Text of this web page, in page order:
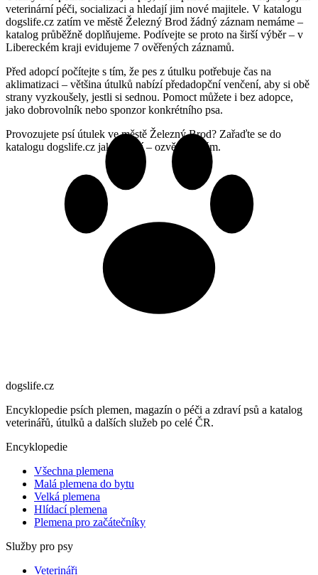
veterinární péči, socializaci a hledají jim nové majitele. V katalogu
dogslife.cz zatím ve městě Železný Brod žádný záznam nemáme –
katalog průběžně doplňujeme. Podívejte se proto na širší výběr – v
Libereckém kraji evidujeme 7 ověřených záznamů.
Před adopcí počítejte s tím, že pes z útulku potřebuje čas na
aklimatizaci – většina útulků nabízí předadopční venčení, aby si obě
strany vyzkoušely, jestli si sednou. Pomoct můžete i bez adopce,
jako dobrovolník nebo sponzor konkrétního psa.
Provozujete psí útulek ve městě Železný Brod? Zařaďte se do
katalogu dogslife.cz jako první – ozvěte se nám.
dogslife.cz
Encyklopedie psích plemen, magazín o péči a zdraví psů a katalog
veterinářů, útulků a dalších služeb po celé ČR.
Encyklopedie
Všechna plemena
Malá plemena do bytu
Velká plemena
Hlídací plemena
Plemena pro začátečníky
Služby pro psy
Veterináři